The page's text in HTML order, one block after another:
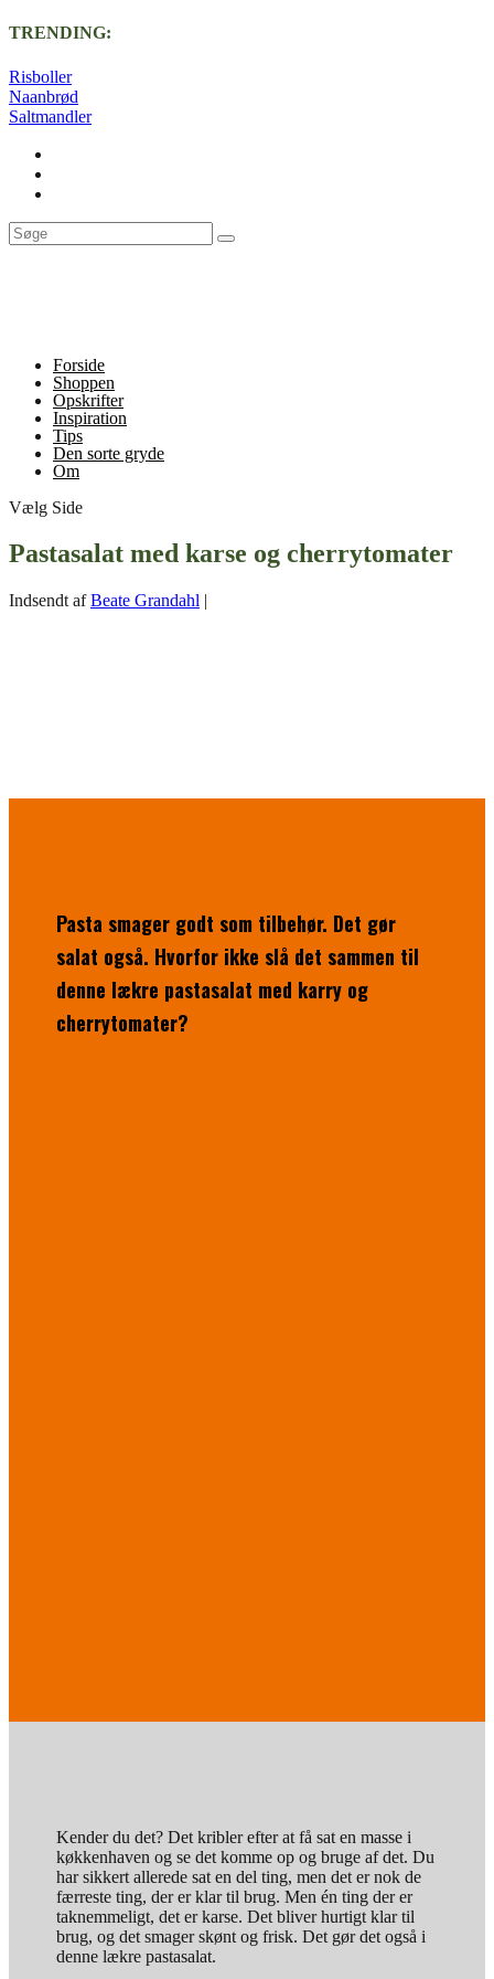
TRENDING:
Risboller
Naanbrød
Saltmandler
Forside
Shoppen
Opskrifter
Inspiration
Tips
Den sorte gryde
Om
Vælg Side
Pastasalat med karse og cherrytomater
Indsendt afBeate Grandahl |
Pasta smager godt som tilbehør. Det gør
salat også. Hvorfor ikke slå det sammen til
denne lækre pastasalat med karry og
cherrytomater?
Kender du det? Det kribler efter at få sat en masse i
køkkenhaven og se det komme op og bruge af det. Du
har sikkert allerede sat en del ting, men det er nok de
færreste ting, der er klar til brug. Men én ting der er
taknemmeligt, det er karse. Det bliver hurtigt klar til
brug, og det smager skønt og frisk. Det gør det også i
denne lækre pastasalat.